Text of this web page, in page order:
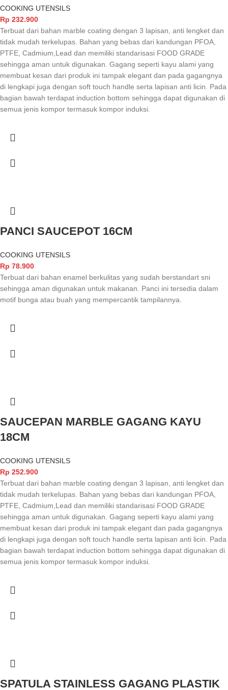
COOKING UTENSILS
Rp 232.900
Terbuat dari bahan marble coating dengan 3 lapisan, anti lengket dan
tidak mudah terkelupas. Bahan yang bebas dari kandungan PFOA,
PTFE, Cadmium,Lead dan memiliki standarisasi FOOD GRADE
sehingga aman untuk digunakan. Gagang seperti kayu alami yang
membuat kesan dari produk ini tampak elegant dan pada gagangnya
di lengkapi juga dengan soft touch handle serta lapisan anti licin. Pada
bagian bawah terdapat induction bottom sehingga dapat digunakan di
semua jenis kompor termasuk kompor induksi.
PANCI SAUCEPOT 16CM
COOKING UTENSILS
Rp 78.900
Terbuat dari bahan enamel berkulitas yang sudah berstandart sni
sehingga aman digunakan untuk makanan. Panci ini tersedia dalam
motif bunga atau buah yang mempercantik tampilannya.
SAUCEPAN MARBLE GAGANG KAYU
18CM
COOKING UTENSILS
Rp 252.900
Terbuat dari bahan marble coating dengan 3 lapisan, anti lengket dan
tidak mudah terkelupas. Bahan yang bebas dari kandungan PFOA,
PTFE, Cadmium,Lead dan memiliki standarisasi FOOD GRADE
sehingga aman untuk digunakan. Gagang seperti kayu alami yang
membuat kesan dari produk ini tampak elegant dan pada gagangnya
di lengkapi juga dengan soft touch handle serta lapisan anti licin. Pada
bagian bawah terdapat induction bottom sehingga dapat digunakan di
semua jenis kompor termasuk kompor induksi.
SPATULA STAINLESS GAGANG PLASTIK